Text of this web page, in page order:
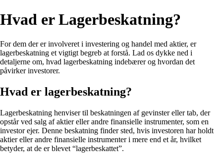
Hvad er Lagerbeskatning?
For dem der er involveret i investering og handel med aktier, er
lagerbeskatning et vigtigt begreb at forstå. Lad os dykke ned i
detaljerne om, hvad lagerbeskatning indebærer og hvordan det
påvirker investorer.
Hvad er lagerbeskatning?
Lagerbeskatning henviser til beskatningen af ​​gevinster eller tab, der
opstår ved salg af aktier eller andre finansielle instrumenter, som en
investor ejer. Denne beskatning finder sted, hvis investoren har holdt
aktier eller andre finansielle instrumenter i mere end et år, hvilket
betyder, at de er blevet “lagerbeskattet”.